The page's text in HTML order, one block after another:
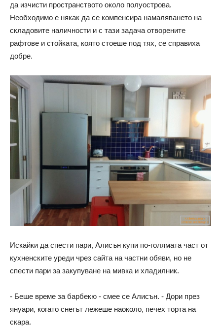
да изчисти пространството около полуострова.
Необходимо е някак да се компенсира намаляването на
складовите наличности и с тази задача отворените
рафтове и стойката, която стоеше под тях, се справиха
добре.
Искайки да спести пари, Алисън купи по-голямата част от
кухненските уреди чрез сайта на частни обяви, но не
спести пари за закупуване на мивка и хладилник.
- Беше време за барбекю - смее се Алисън. - Дори през
януари, когато снегът лежеше наоколо, печех торта на
скара.